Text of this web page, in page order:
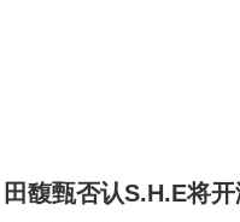
田馥甄否认S.H.E将